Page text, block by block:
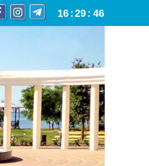
16 :29 : 47